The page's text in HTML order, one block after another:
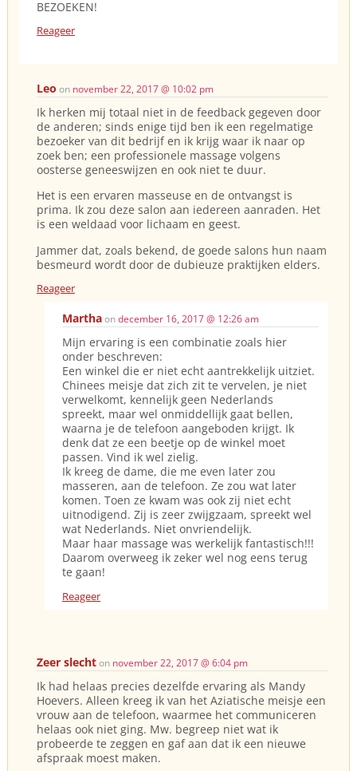
BEZOEKEN!
Reageer
Leo on november 22, 2017 @ 10:02 pm
Ik herken mij totaal niet in de feedback gegeven door
de anderen; sinds enige tijd ben ik een regelmatige
bezoeker van dit bedrijf en ik krijg waar ik naar op
zoek ben; een professionele massage volgens
oosterse geneeswijzen en ook niet te duur.
Het is een ervaren masseuse en de ontvangst is
prima. Ik zou deze salon aan iedereen aanraden. Het
is een weldaad voor lichaam en geest.
Jammer dat, zoals bekend, de goede salons hun naam
besmeurd wordt door de dubieuze praktijken elders.
Reageer
Marthaondecember 16, 2017 @ 12:26 am
Mijn ervaring is een combinatie zoals hier
onder beschreven:
Een winkel die er niet echt aantrekkelijk uitziet.
Chinees meisje dat zich zit te vervelen, je niet
verwelkomt, kennelijk geen Nederlands
spreekt, maar wel onmiddellijk gaat bellen,
waarna je de telefoon aangeboden krijgt. Ik
denk dat ze een beetje op de winkel moet
passen. Vind ik wel zielig.
Ik kreeg de dame, die me even later zou
masseren, aan de telefoon. Ze zou wat later
komen. Toen ze kwam was ook zij niet echt
uitnodigend. Zij is zeer zwijgzaam, spreekt wel
wat Nederlands. Niet onvriendelijk.
Maar haar massage was werkelijk fantastisch!!!
Daarom overweeg ik zeker wel nog eens terug
te gaan!
Reageer
Zeer slechton november 22, 2017 @ 6:04 pm
Ik had helaas precies dezelfde ervaring als Mandy
Hoevers. Alleen kreeg ik van het Aziatische meisje een
vrouw aan de telefoon, waarmee het communiceren
helaas ook niet ging. Mw. begreep niet wat ik
probeerde te zeggen en gaf aan dat ik een nieuwe
afspraak moest maken.